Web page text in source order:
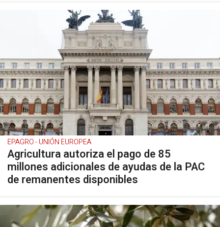
EPAGRO - UNIÓN EUROPEA
Agricultura autoriza el pago de 85
millones adicionales de ayudas de la PAC
de remanentes disponibles